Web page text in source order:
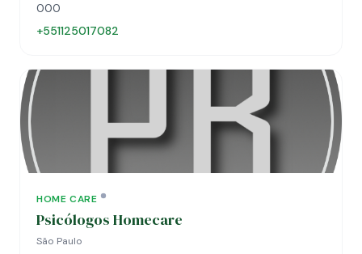
000
+551125017082
HOME CARE
Psicólogos Homecare
São Paulo